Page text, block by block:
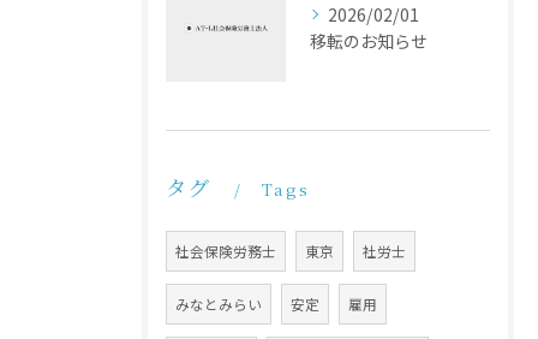
2026/02/01
移転のお知らせ
タグ Tags
社会保険労務士 東京 社労士
みなとみらい 安定 雇用